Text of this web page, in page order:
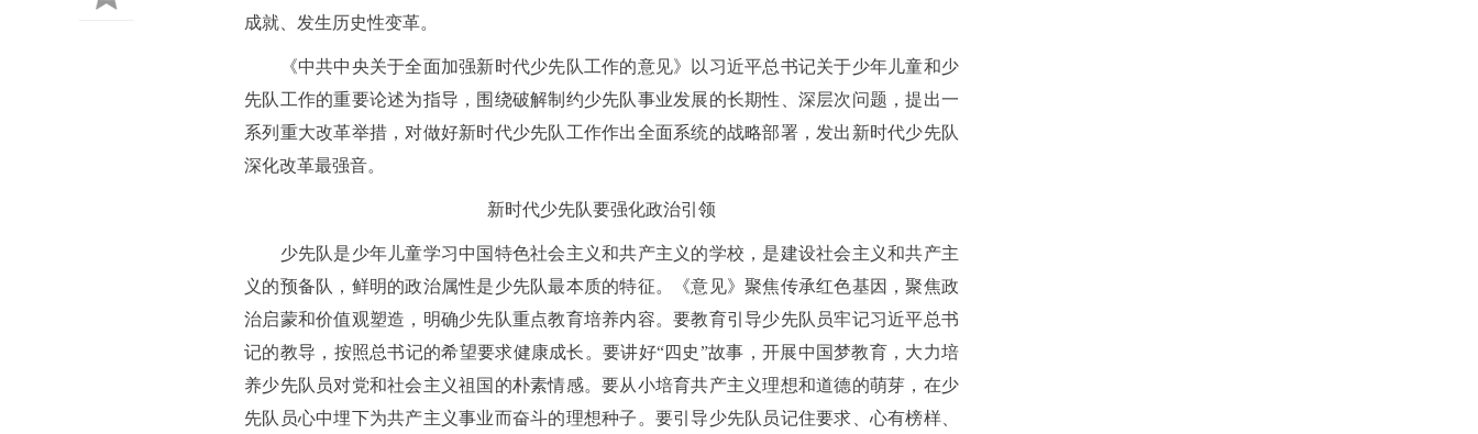
成就、发生历史性变革。
《中共中央关于全面加强新时代少先队工作的意见》以习近平总书记关于少年儿童和少
先队工作的重要论述为指导，围绕破解制约少先队事业发展的长期性、深层次问题，提出一
系列重大改革举措，对做好新时代少先队工作作出全面系统的战略部署，发出新时代少先队
深化改革最强音。
新时代少先队要强化政治引领
少先队是少年儿童学习中国特色社会主义和共产主义的学校，是建设社会主义和共产主
义的预备队，鲜明的政治属性是少先队最本质的特征。《意见》聚焦传承红色基因，聚焦政
治启蒙和价值观塑造，明确少先队重点教育培养内容。要教育引导少先队员牢记习近平总书
记的教导，按照总书记的希望要求健康成长。要讲好“四史”故事，开展中国梦教育，大力培
养少先队员对党和社会主义祖国的朴素情感。要从小培育共产主义理想和道德的萌芽，在少
先队员心中埋下为共产主义事业而奋斗的理想种子。要引导少先队员记住要求、心有榜样、